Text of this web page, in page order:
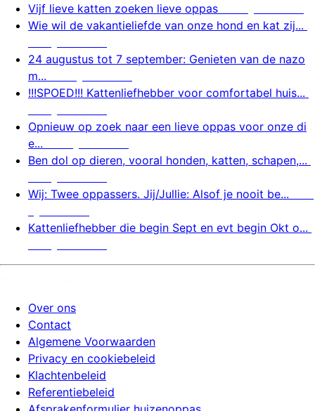
Vijf lieve katten zoeken lieve oppas
Wie wil de vakantieliefde van onze hond en kat zij...
24 augustus tot 7 september: Genieten van de nazo
m...
!!!SPOED!!! Kattenliefhebber voor comfortabel huis...
Opnieuw op zoek naar een lieve oppas voor onze di
e...
Ben dol op dieren, vooral honden, katten, schapen,...
Wij: Twee oppassers. Jij/Jullie: Alsof je nooit be...
Kattenliefhebber die begin Sept en evt begin Okt o...
Over ons
Contact
Algemene Voorwaarden
Privacy en cookiebeleid
Klachtenbeleid
Referentiebeleid